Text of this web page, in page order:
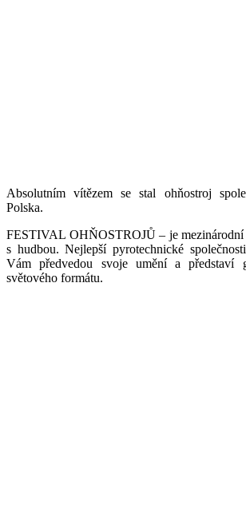
Absolutním vítězem se stal ohňostroj
Polska.
FESTIVAL OHŇOSTROJŮ – je mezinárodní
s hudbou. Nejlepší pyrotechnické
Vám předvedou svoje umění a představí
světového formátu.